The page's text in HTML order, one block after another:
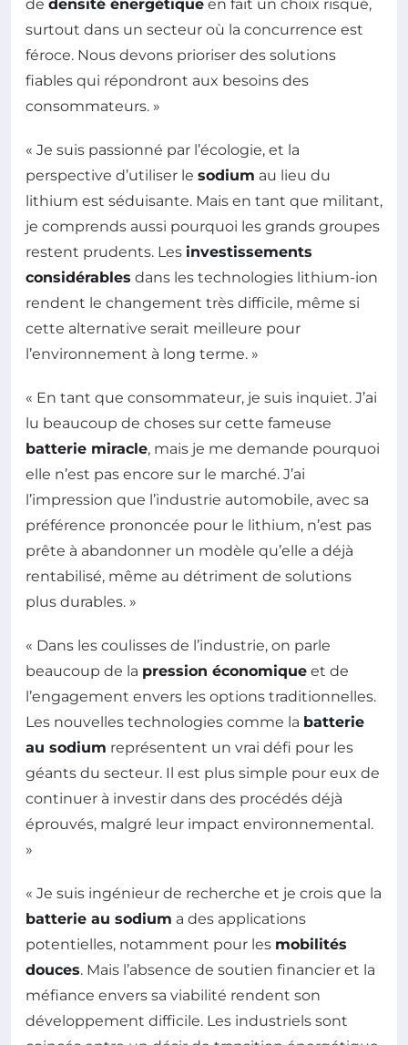
de densité énergétique en fait un choix risqué,
surtout dans un secteur où la concurrence est
féroce. Nous devons prioriser des solutions
fiables qui répondront aux besoins des
consommateurs. »
« Je suis passionné par l’écologie, et la
perspective d’utiliser le sodium au lieu du
lithium est séduisante. Mais en tant que militant,
je comprends aussi pourquoi les grands groupes
restent prudents. Les investissements
considérables dans les technologies lithium-ion
rendent le changement très difficile, même si
cette alternative serait meilleure pour
l’environnement à long terme. »
« En tant que consommateur, je suis inquiet. J’ai
lu beaucoup de choses sur cette fameuse
batterie miracle, mais je me demande pourquoi
elle n’est pas encore sur le marché. J’ai
l’impression que l’industrie automobile, avec sa
préférence prononcée pour le lithium, n’est pas
prête à abandonner un modèle qu’elle a déjà
rentabilisé, même au détriment de solutions
plus durables. »
« Dans les coulisses de l’industrie, on parle
beaucoup de la pression économique et de
l’engagement envers les options traditionnelles.
Les nouvelles technologies comme la batterie
au sodium représentent un vrai défi pour les
géants du secteur. Il est plus simple pour eux de
continuer à investir dans des procédés déjà
éprouvés, malgré leur impact environnemental.
»
« Je suis ingénieur de recherche et je crois que la
batterie au sodium a des applications
potentielles, notamment pour les mobilités
douces. Mais l’absence de soutien financier et la
méfiance envers sa viabilité rendent son
développement difficile. Les industriels sont